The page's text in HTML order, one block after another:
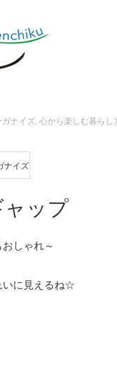
ナイズ, 心から楽しむ暮らし
ナイズ
ャップ
しゃれ～
いに見えるね☆